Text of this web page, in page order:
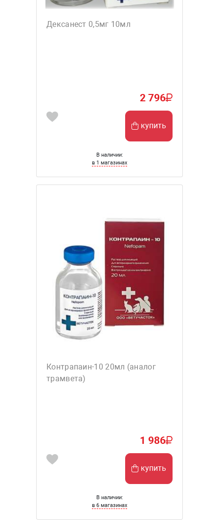
Дексанест 0,5мг 10мл
2 796
купить
В наличии:
в 1 магазинах
Контрапаин-10 20мл (аналог
трамвета)
1 986
купить
В наличии:
в 6 магазинах